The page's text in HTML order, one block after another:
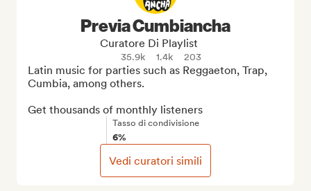
Previa Cumbiancha
Curatore Di Playlist
35.9k 1.4k 203
Latin music for parties such as Reggaeton, Trap,
Cumbia, among others.
Get thousands of monthly listeners
Tasso di condivisione
6%
Vedi curatori simili